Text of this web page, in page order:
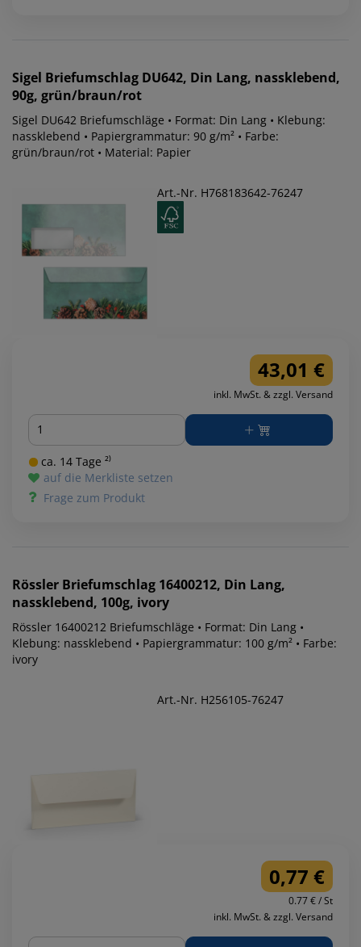
Sigel Briefumschlag DU642, Din Lang, nassklebend,
90g, grün/braun/rot
Sigel DU642 Briefumschläge • Format: Din Lang • Klebung:
nassklebend • Papiergrammatur: 90 g/m² • Farbe:
grün/braun/rot • Material: Papier
Art.-Nr. H768183642-76247
43,01 €
inkl. MwSt. & zzgl. Versand
Menge
ca. 14 Tage ²⁾
auf die Merkliste setzen
Frage zum Produkt
Rössler Briefumschlag 16400212, Din Lang,
nassklebend, 100g, ivory
Rössler 16400212 Briefumschläge • Format: Din Lang •
Klebung: nassklebend • Papiergrammatur: 100 g/m² • Farbe:
ivory
Art.-Nr. H256105-76247
0,77 €
0.77 € / St
inkl. MwSt. & zzgl. Versand
Menge